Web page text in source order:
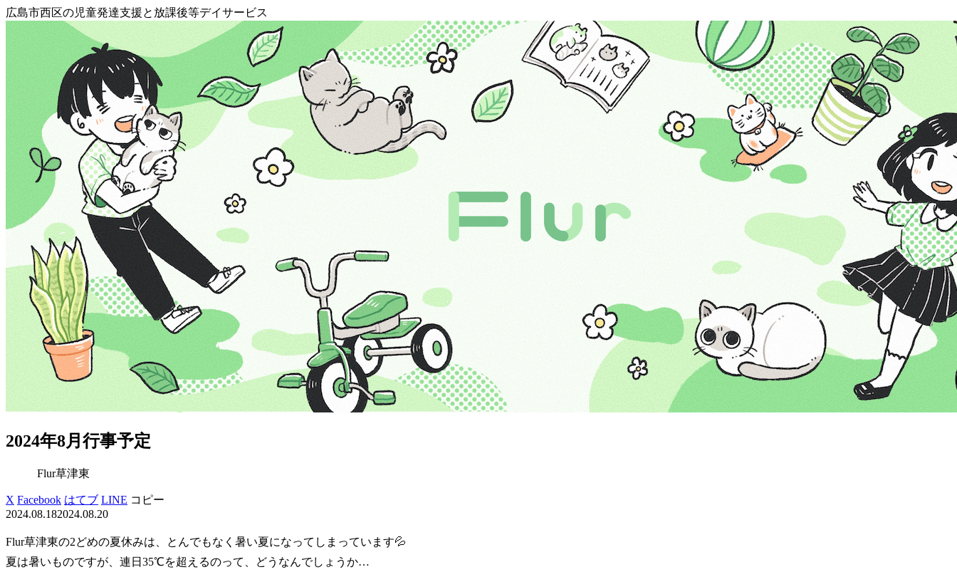
広島市西区の児童発達支援と放課後等デイサービス
2024年8月行事予定
Flur草津東
X Facebook はてブ LINE コピー
2024.08.182024.08.20
Flur草津東の2どめの夏休みは、とんでもなく暑い夏になってしまっています💦
夏は暑いものですが、連日35℃を超えるのって、どうなんでしょうか…